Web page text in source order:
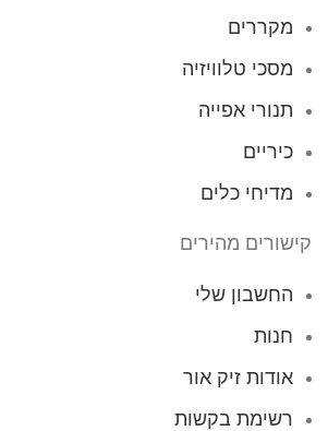
מקררים
מסכי טלוויזיה
תנורי אפייה
כיריים
מדיחי כלים
קישורים מהירים
החשבון שלי
חנות
אודות זיק אור
רשימת בקשות